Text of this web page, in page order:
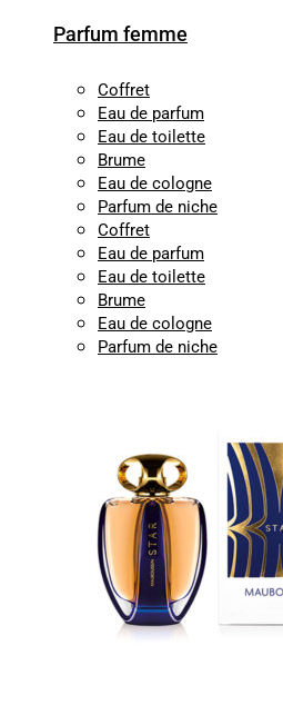
Parfum femme
Coffret
Eau de parfum
Eau de toilette
Brume
Eau de cologne
Parfum de niche
Coffret
Eau de parfum
Eau de toilette
Brume
Eau de cologne
Parfum de niche